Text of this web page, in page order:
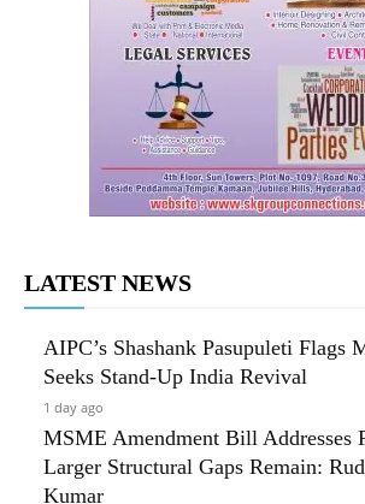
LATEST NEWS
AIPC’s Shashank Pasupuleti Flags
Seeks Stand-Up India Revival
1 day ago
MSME Amendment Bill Addresses
Larger Structural Gaps Remain:
Kumar